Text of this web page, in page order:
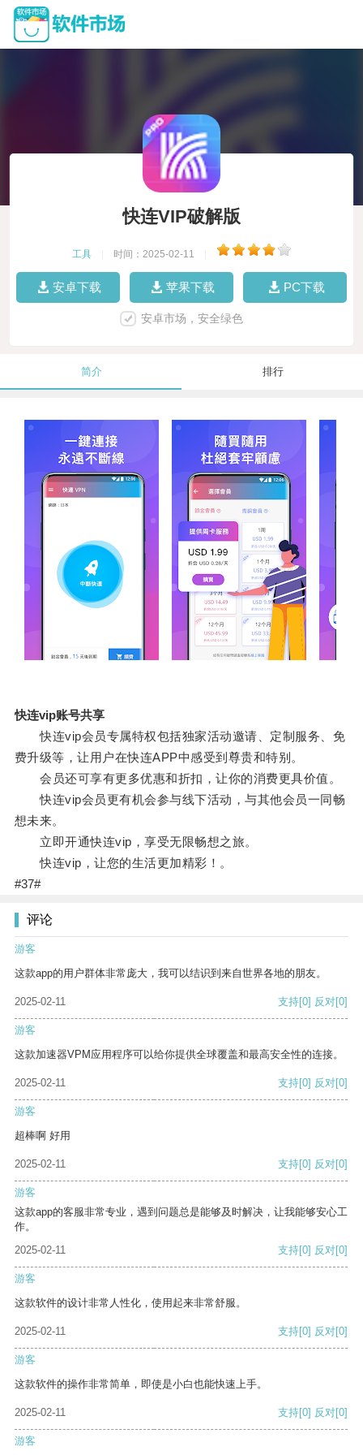
快连VIP破解版
工具 时间：2025-02-11
安卓下载 苹果下载 PC下载
安卓市场，安全绿色
简介 排行
快连vip账号共享
快连vip会员专属特权包括独家活动邀请、定制服务、免
费升级等，让用户在快连APP中感受到尊贵和特别。
会员还可享有更多优惠和折扣，让你的消费更具价值。
快连vip会员更有机会参与线下活动，与其他会员一同畅
想未来。
立即开通快连vip，享受无限畅想之旅。
快连vip，让您的生活更加精彩！。
#37#
评论
游客
这款app的用户群体非常庞大，我可以结识到来自世界各地的朋友。
2025-02-11 支持[0] 反对[0]
游客
这款加速器VPM应用程序可以给你提供全球覆盖和最高安全性的连接。
2025-02-11 支持[0] 反对[0]
游客
超棒啊 好用
2025-02-11 支持[0] 反对[0]
游客
这款app的客服非常专业，遇到问题总是能够及时解决，让我能够安心工
作。
2025-02-11
支持[0] 反对[0]
游客
这款软件的设计非常人性化，使用起来非常舒服。
2025-02-11 支持[0] 反对[0]
游客
这款软件的操作非常简单，即使是小白也能快速上手。
2025-02-11 支持[0] 反对[0]
游客